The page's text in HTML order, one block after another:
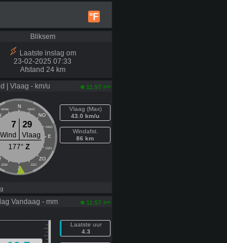
°F
Bliksem
Laatste inslag om
23-02-2025 07:33
Afstand 24 km
| Vlaag - km/u 11:57 pm
N
NNW NNO
NO
ONO
E
OZO
ZO
ZZW ZZO
Z
7 29
Wind
Vlaag
177° Z
Vlaag (Max)
43.0 km/u
Windafst.
86 km
Vandaag - mm 11:57 pm
Laatste uur
4.3